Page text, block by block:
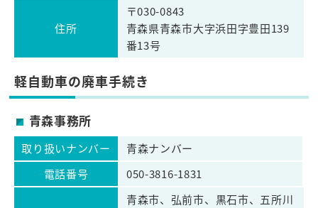
住所
〒030-0843
青森県青森市大字浜田字豊田139
番13号
軽自動車の廃車手続き
青森事務所
取り扱いナンバー
青森ナンバー
電話番号
050-3816-1831
青森市、弘前市、黒石市、五所川